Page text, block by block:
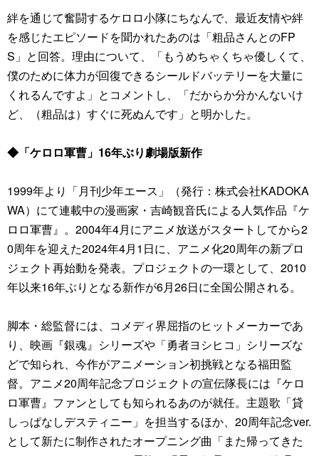
絆を通じて奮闘するケロロ小隊にちなんで、最近友情や絆
を感じたエピソードを聞かれたあのは「粗品さんとのFP
S」と回答。理由について、「もうめちゃくちゃ優しくて、
僕のために体力が回復できるシールドバッテリーを大量に
くれるんですよ」とコメントし、「だからか分かんないけ
ど、（粗品は）すぐに死ぬんです」と明かした。
◆「ケロロ軍曹」16年ぶり劇場版新作
1999年より「月刊少年エース」（発行：株式会社KADOKA
WA）にて連載中の漫画家・吉崎観音氏による人気作品『ケ
ロロ軍曹』。2004年4月にアニメ放送がスタートしてから2
0周年を迎えた2024年4月1日に、アニメ化20周年の新プロ
ジェクト再始動を発表。プロジェクトの一環として、2010
年以来16年ぶりとなる新作が6月26日に全国公開される。
脚本・総監督には、コメディ界屈指のヒットメーカーであ
り、映画『銀魂』シリーズや「勇者ヨシヒコ」シリーズな
どで知られ、今作がアニメーション初挑戦となる福田監
督。アニメ20周年記念プロジェクトの宣伝隊長には『ケロ
ロ軍曹』ファンとしても知られるあのが就任。主題歌「貸
しっぱなしデスティニー」を担当するほか、20周年記念ver.
として新たに制作されたオープニング曲「また帰ってきた